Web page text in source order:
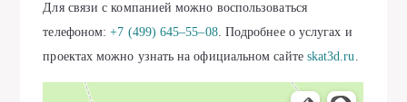
Для связи с компанией можно воспользоваться
телефоном:+7 (499) 645‒55‒08. Подробнее о услугах и
проектах можно узнать на официальном сайте skat3d.ru.